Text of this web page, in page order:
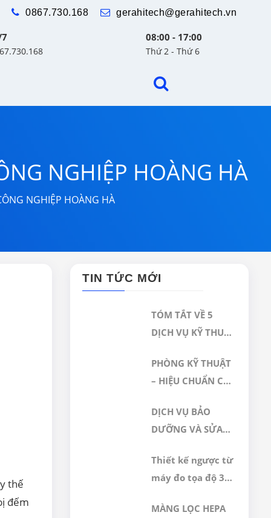
gerahitech@gerahitech.vn
0867.730.168
08:00 - 17:00
Thứ 2 - Thứ 6
NGHIỆP HOÀNG HÀ
NGHIỆP HOÀNG HÀ
thế
đếm
TIN TỨC MỚI
TÓM TẮT VỀ 5
DỊCH VỤ KỸ THUẬT
HI-TECH
PHÒNG KỸ THUẬT
– HIỆU CHUẨN CỦA
CÔNG NGHỆ CAO
GERA VIỆT NAM
NHẬN ĐÁP ỨNG
TIÊU CHUẨN
ISO/IEC
DỊCH VỤ BẢO
DƯỠNG VÀ SỬA
CHUẨN, HIỆU
CHỈNH MÁY ĐO 3D
Thiết kế ngược từ
máy đo tọa độ 3D
MÀNG LỌC HEPA